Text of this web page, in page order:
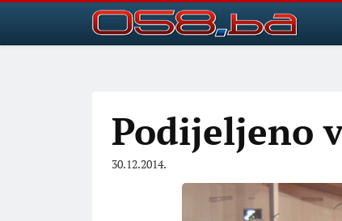
Podijeljeno
30.12.2014.